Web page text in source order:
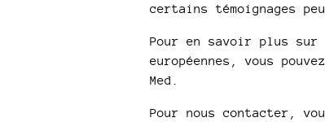
certains témoignages
Pour en savoir plus
européennes, vous
Med.
Pour nous contacter,